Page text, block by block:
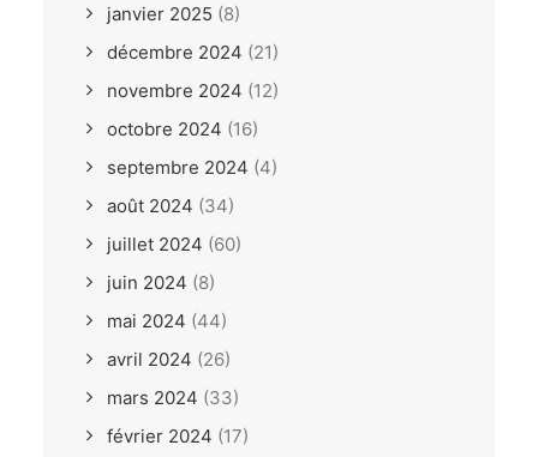
janvier 2025 (8)
décembre 2024 (21)
novembre 2024 (12)
octobre 2024 (16)
septembre 2024 (4)
août 2024 (34)
juillet 2024 (60)
juin 2024 (8)
mai 2024 (44)
avril 2024 (26)
mars 2024 (33)
février 2024 (17)